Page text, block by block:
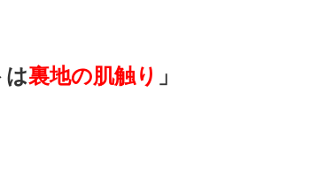
は裏地の肌触り 」